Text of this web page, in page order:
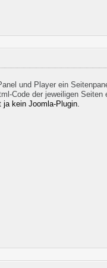
und Player ein
Code der jeweiligen
kein Joomla-Plugin.